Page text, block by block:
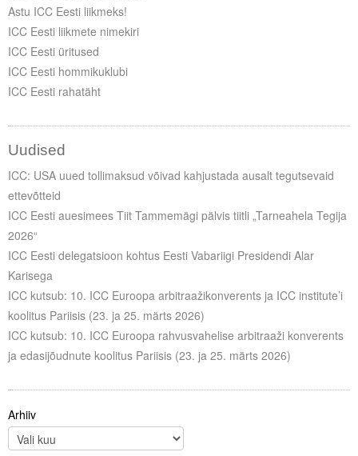
Astu ICC Eesti liikmeks!
ICC Eesti liikmete nimekiri
ICC Eesti üritused
ICC Eesti hommikuklubi
ICC Eesti rahatäht
Uudised
ICC: USA uued tollimaksud võivad kahjustada ausalt tegutsevaid
ettevõtteid
ICC Eesti auesimees Tiit Tammemägi pälvis tiitli „Tarneahela Tegija
2026“
ICC Eesti delegatsioon kohtus Eesti Vabariigi Presidendi Alar
Karisega
ICC kutsub: 10. ICC Euroopa arbitraažikonverents ja ICC institute’i
koolitus Pariisis (23. ja 25. märts 2026)
ICC kutsub: 10. ICC Euroopa rahvusvahelise arbitraaži konverents
ja edasijõudnute koolitus Pariisis (23. ja 25. märts 2026)
Arhiiv